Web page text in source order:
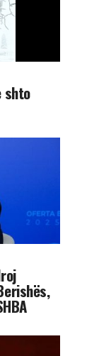
shto